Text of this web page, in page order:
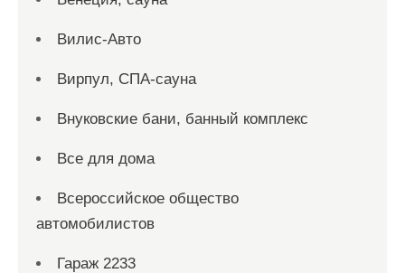
Вилис-Авто
Вирпул, СПА-сауна
Внуковские бани, банный комплекс
Все для дома
Всероссийское общество
автомобилистов
Гараж 2233